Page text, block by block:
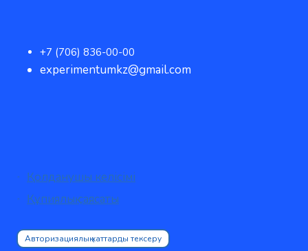
+7 (706) 836-00-00
experimentumkz@gmail.com
Қолданушы келісімі
Құпиялық саясаты
Авторизациялық хаттарды тексеру